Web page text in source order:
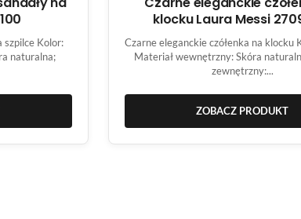
szpilce Kolor:
naturalna;
klocku Laura Messi
Czarne eleganckie czółenka na klocku
Materiał wewnętrzny: Skóra
zewnętrzny:...
ZOBACZ PRODUKT